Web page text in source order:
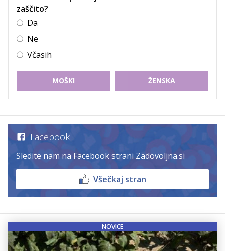
zaščito?
Da
Ne
Včasih
MOŠKI ŽENSKA
Facebook
Sledite nam na Facebook strani Zadovoljna.si
Všečkaj stran
NOVICE